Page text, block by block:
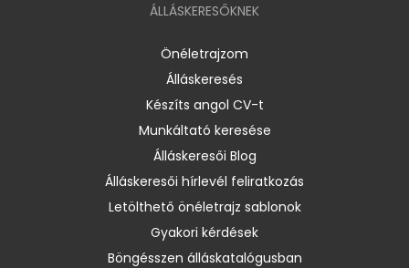
ÁLLÁSKERESŐKNEK
Önéletrajzom
Álláskeresés
Készíts angol CV-t
Munkáltató keresése
Álláskeresői Blog
Álláskeresői hírlevél feliratkozás
Letölthető önéletrajz sablonok
Gyakori kérdések
Böngésszen álláskatalógusban